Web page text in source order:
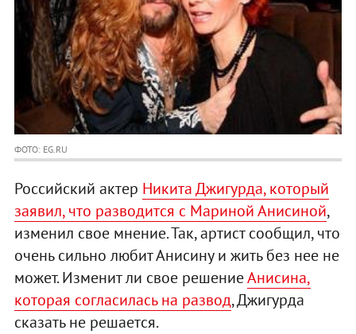
ФОТО: EG.RU
Российский актер Никита Джигурда, который
заявил, что разводится с Мариной Анисиной,
изменил свое мнение. Так, артист сообщил, что
очень сильно любит Аниcину и жить без нее не
может. Изменит ли свое решениеАнисина,
которая согласилась на развод, Джигурда
сказать не решается.